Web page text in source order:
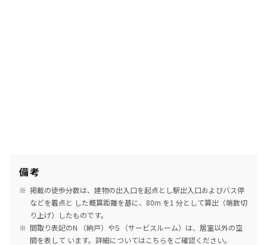
備考
掲載の徒歩分数は、建物の出入口を起点とし駅出入口およびバス停
などを着点と した概算距離を基に、80m を1 分として算出（端数切
り上げ）したものです。
間取り表記のN （納戸）やS （サービスルーム）は、居室以外の空
間を表して います。詳細についてはこちらをご確認ください。